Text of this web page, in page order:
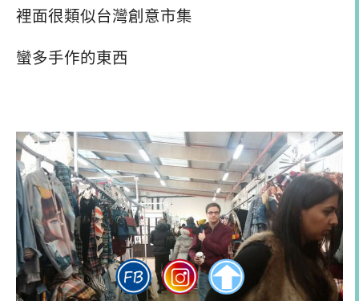
裡面很類似台灣創意市集
蠻多手作的東西